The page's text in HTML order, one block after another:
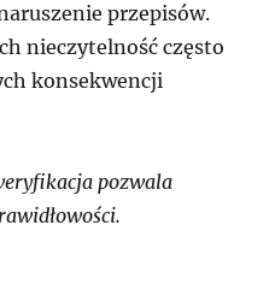
przepisów.
nieczytelność często
konsekwencji
pozwala